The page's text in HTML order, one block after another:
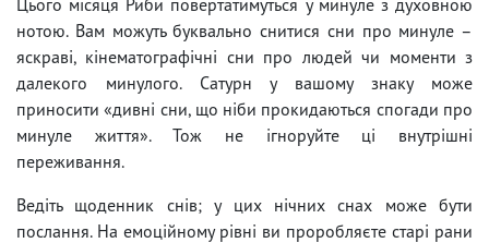
нотою. Вам можуть буквально снитися сни про минуле –
яскраві, кінематографічні сни про людей чи моменти з
далекого минулого. Сатурн у вашому знаку може
приносити «дивні сни, що ніби прокидаються спогади про
минуле життя». Тож не ігноруйте ці внутрішні
переживання.
Ведіть щоденник снів; у цих нічних снах може бути
послання. На емоційному рівні ви проробляєте старі рани